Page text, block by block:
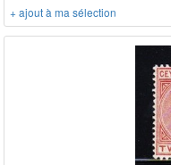
+ ajout à ma sélection